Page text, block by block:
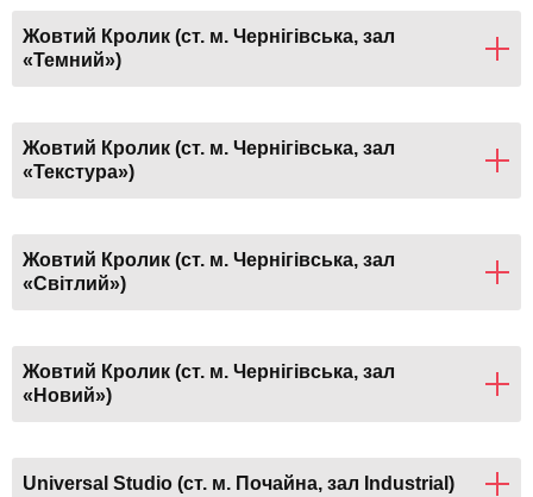
Жовтий Кролик (ст. м. Чернігівська, зал
«Темний»)
Жовтий Кролик (ст. м. Чернігівська, зал
«Текстура»)
Жовтий Кролик (ст. м. Чернігівська, зал
«Світлий»)
Жовтий Кролик (ст. м. Чернігівська, зал
«Новий»)
Universal Studio (ст. м. Почайна, зал Industrial)